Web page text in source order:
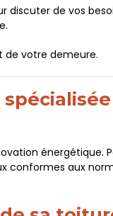
discuter de vos
de votre demeure.
énergétique.
conformes aux